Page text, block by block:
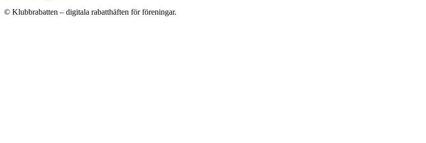
© Klubbrabatten – digitala rabatthäften för föreningar.